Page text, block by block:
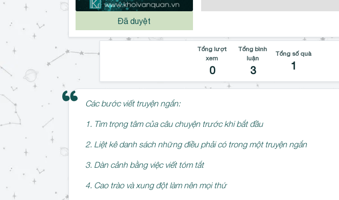
Đã duyệt
Tổng lượt
xem
0
Tổng bình
luận
3
Tổng số quà
1
Các bước viết truyện ngắn:
1. Tìm trọng tâm của câu chuyện trước khi bắt đầu
2. Liệt kê danh sách những điều phải có trong một truyện ngắn
3. Dàn cảnh bằng việc viết tóm tắt
4. Cao trào và xung đột làm nên mọi thứ